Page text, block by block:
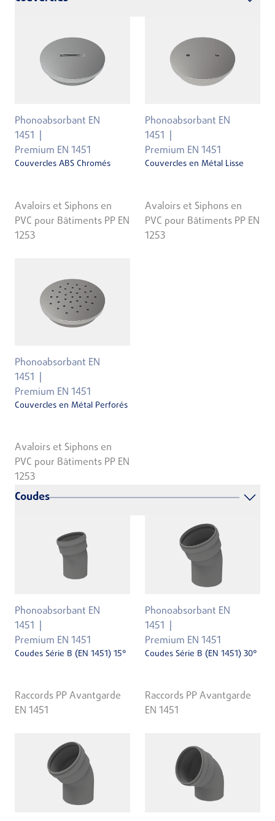
Phonoabsorbant EN
1451
Premium EN 1451
Couvercles ABS Chromés
Avaloirs et Siphons en
PVC pour Bâtiments PP EN
1253
Phonoabsorbant EN
1451
Premium EN 1451
Couvercles en Métal Lisse
Avaloirs et Siphons en
PVC pour Bâtiments PP EN
1253
Phonoabsorbant EN
1451
Premium EN 1451
Couvercles en Métal Perforés
Avaloirs et Siphons en
PVC pour Bâtiments PP EN
1253
Coudes
Phonoabsorbant EN
1451
Premium EN 1451
Coudes Série B (EN 1451) 15°
Raccords PP Avantgarde
EN 1451
Phonoabsorbant EN
1451
Premium EN 1451
Coudes Série B (EN 1451) 30°
Raccords PP Avantgarde
EN 1451